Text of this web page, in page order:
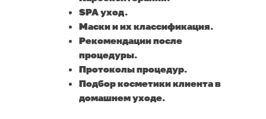
SPA уход.
Маски и их классификация.
Рекомендации после
процедуры.
Протоколы процедур.
Подбор косметики клиента в
домашнем уходе.